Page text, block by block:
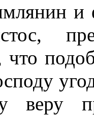
что
веру